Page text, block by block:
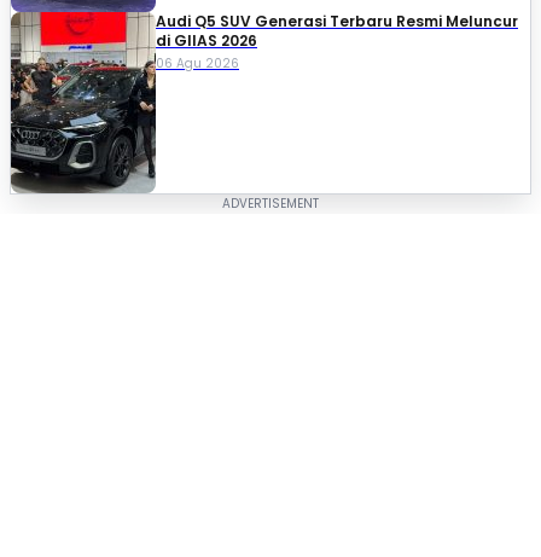
Audi Q5 SUV Generasi Terbaru Resmi Meluncur
di GIIAS 2026
06 Agu 2026